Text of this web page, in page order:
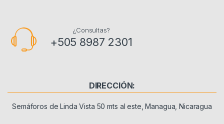
¿Consultas?
+505 8987 2301
DIRECCIÓN:
Semáforos de Linda Vista 50 mts al este, Managua, Nicaragua